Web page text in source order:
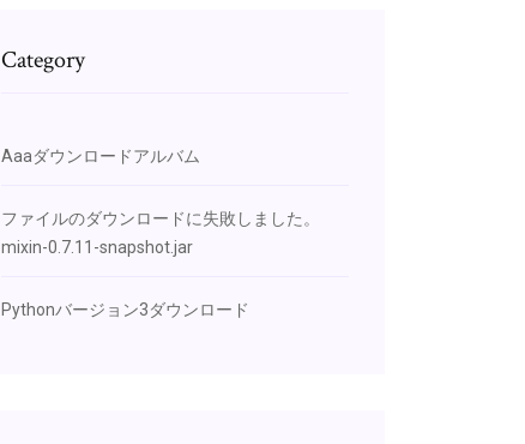
Category
Aaaダウンロードアルバム
ファイルのダウンロードに失敗しました。
mixin-0.7.11-snapshot.jar
Pythonバージョン3ダウンロード